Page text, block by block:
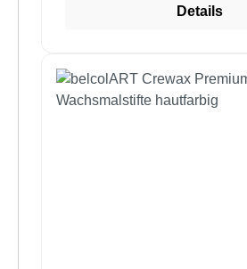
Details